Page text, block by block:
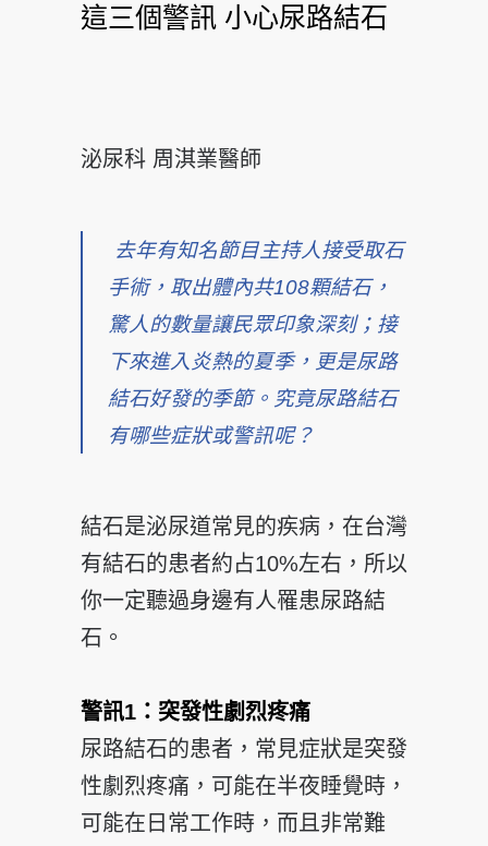
這三個警訊 小心尿路結石
泌尿科 周淇業醫師
去年有知名節目主持人接受取石
手術，取出體內共108顆結石，
驚人的數量讓民眾印象深刻；接
下來進入炎熱的夏季，更是尿路
結石好發的季節。究竟尿路結石
有哪些症狀或警訊呢？
結石是泌尿道常見的疾病，在台灣
有結石的患者約占10%左右，所以
你一定聽過身邊有人罹患尿路結
石。
警訊1 ：突發性劇烈疼痛
尿路結石的患者，常見症狀是突發
性劇烈疼痛，可能在半夜睡覺時，
可能在日常工作時，而且非常難